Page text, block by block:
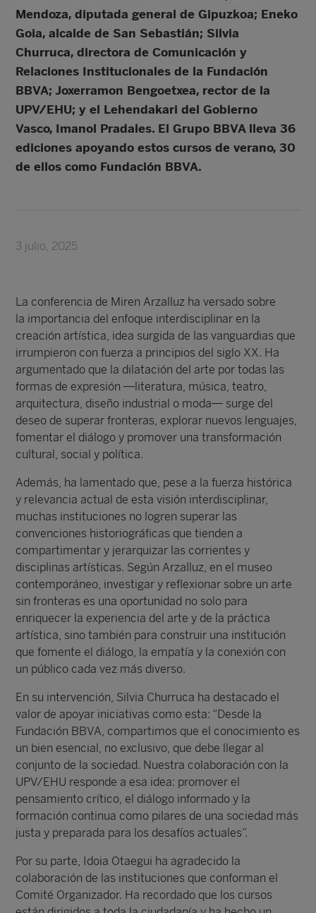
Mendoza, diputada general de Gipuzkoa; Eneko
Goia, alcalde de San Sebastián; Silvia
Churruca, directora de Comunicación y
Relaciones Institucionales de la Fundación
BBVA; Joxerramon Bengoetxea, rector de la
UPV/EHU; y el Lehendakari del Gobierno
Vasco, Imanol Pradales. El Grupo BBVA lleva 36
ediciones apoyando estos cursos de verano, 30
de ellos como Fundación BBVA.
3 julio, 2025
La conferencia de Miren Arzalluz ha versado sobre
la importancia del enfoque interdisciplinar en la
creación artística, idea surgida de las vanguardias que
irrumpieron con fuerza a principios del siglo XX. Ha
argumentado que la dilatación del arte por todas las
formas de expresión —literatura, música, teatro,
arquitectura, diseño industrial o moda— surge del
deseo de superar fronteras, explorar nuevos lenguajes,
fomentar el diálogo y promover una transformación
cultural, social y política.
Además, ha lamentado que, pese a la fuerza histórica
y relevancia actual de esta visión interdisciplinar,
muchas instituciones no logren superar las
convenciones historiográficas que tienden a
compartimentar y jerarquizar las corrientes y
disciplinas artísticas. Según Arzalluz, en el museo
contemporáneo, investigar y reflexionar sobre un arte
sin fronteras es una oportunidad no solo para
enriquecer la experiencia del arte y de la práctica
artística, sino también para construir una institución
que fomente el diálogo, la empatía y la conexión con
un público cada vez más diverso.
En su intervención, Silvia Churruca ha destacado el
valor de apoyar iniciativas como esta: “Desde la
Fundación BBVA, compartimos que el conocimiento es
un bien esencial, no exclusivo, que debe llegar al
conjunto de la sociedad. Nuestra colaboración con la
UPV/EHU responde a esa idea: promover el
pensamiento crítico, el diálogo informado y la
formación continua como pilares de una sociedad más
justa y preparada para los desafíos actuales”.
Por su parte, Idoia Otaegui ha agradecido la
colaboración de las instituciones que conforman el
Comité Organizador. Ha recordado que los cursos